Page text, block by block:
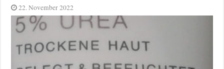
22. November 2022